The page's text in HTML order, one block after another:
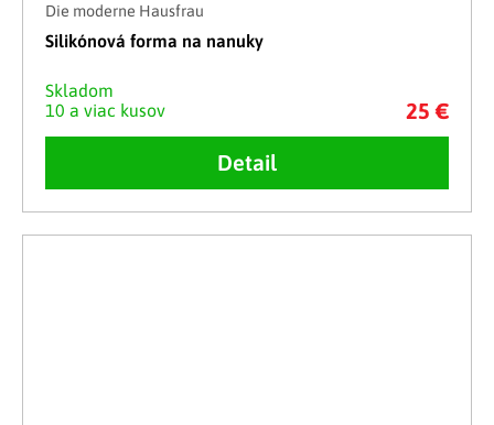
Die moderne Hausfrau
Silikónová forma na nanuky
Skladom
10 a viac kusov
25 €
Detail